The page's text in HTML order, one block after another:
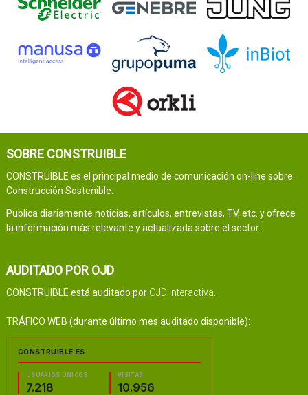
SOBRE CONSTRUIBLE
CONSTRUIBLE es el principal medio de comunicación on-line sobre
Construcción Sostenible.
Publica diariamente noticias, artículos, entrevistas, TV, etc. y ofrece
la información más relevante y actualizada sobre el sector.
AUDITADO POR OJD
CONSTRUIBLE está auditado por OJD Interactiva
TRÁFICO WEB (durante último mes auditado disponible):